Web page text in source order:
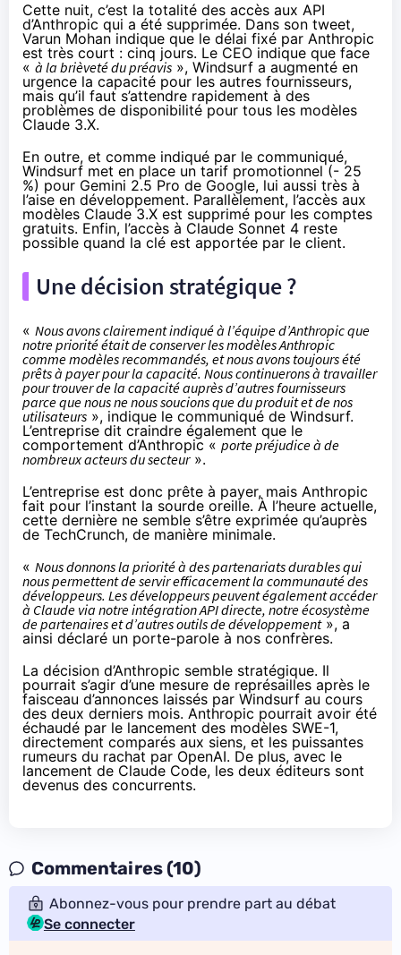
Cette nuit, c’est la totalité des accès aux API
d’Anthropic qui a été supprimée. Dans son tweet,
Varun Mohan indique que le délai fixé par Anthropic
est très court : cinq jours. Le CEO indique que face
« à la brièveté du préavis », Windsurf a augmenté en
urgence la capacité pour les autres fournisseurs,
mais qu’il faut s’attendre rapidement à des
problèmes de disponibilité pour tous les modèles
Claude 3.X.
En outre, et comme indiqué par le communiqué,
Windsurf met en place un tarif promotionnel (- 25
%) pour Gemini 2.5 Pro de Google, lui aussi très à
l’aise en développement. Parallèlement, l’accès aux
modèles Claude 3.X est supprimé pour les comptes
gratuits. Enfin, l’accès à Claude Sonnet 4 reste
possible quand la clé est apportée par le client.
Une décision stratégique ?
« Nous avons clairement indiqué à l’équipe d’Anthropic que
notre priorité était de conserver les modèles Anthropic
comme modèles recommandés, et nous avons toujours été
prêts à payer pour la capacité. Nous continuerons à travailler
pour trouver de la capacité auprès d’autres fournisseurs
parce que nous ne nous soucions que du produit et de nos
utilisateurs », indique le communiqué de Windsurf.
L’entreprise dit craindre également que le
comportement d’Anthropic « porte préjudice à de
nombreux acteurs du secteur».
L’entreprise est donc prête à payer, mais Anthropic
fait pour l’instant la sourde oreille. À l’heure actuelle,
cette dernière ne semble s’être exprimée qu’auprès
de TechCrunch, de manière minimale.
« Nous donnons la priorité à des partenariats durables qui
nous permettent de servir efficacement la communauté des
développeurs. Les développeurs peuvent également accéder
à Claude via notre intégration API directe, notre écosystème
de partenaires et d’autres outils de développement», a
ainsi déclaré un porte-parole à nos confrères.
La décision d’Anthropic semble stratégique. Il
pourrait s’agir d’une mesure de représailles après le
faisceau d’annonces laissés par Windsurf au cours
des deux derniers mois. Anthropic pourrait avoir été
échaudé par le lancement des modèles SWE-1,
directement comparés aux siens, et les puissantes
rumeurs du rachat par OpenAI. De plus, avec le
lancement de Claude Code, les deux éditeurs sont
devenus des concurrents.
Commentaires (10)
Abonnez-vous pour prendre part au débat
Se connecter